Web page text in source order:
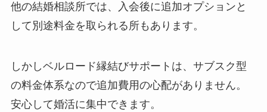
他の結婚相談所では、入会後に追加オプションと
して別途料金を取られる所もあります。
しかしベルロード縁結びサポートは、サブスク型
の料金体系なので追加費用の心配がありません。
安心して婚活に集中できます。